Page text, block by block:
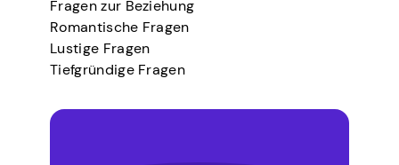
Fragen zur Beziehung
Romantische Fragen
Lustige Fragen
Tiefgründige Fragen